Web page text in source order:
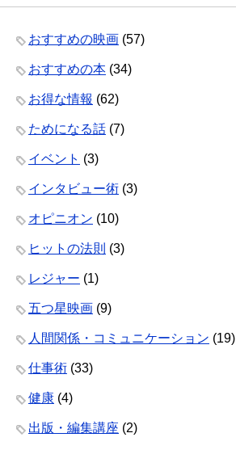
おすすめの映画 (57)
おすすめの本 (34)
お得な情報 (62)
ためになる話 (7)
イベント (3)
インタビュー術 (3)
オピニオン (10)
ヒットの法則 (3)
レジャー (1)
五つ星映画 (9)
人間関係・コミュニケーション (19)
仕事術 (33)
健康 (4)
出版・編集講座 (2)